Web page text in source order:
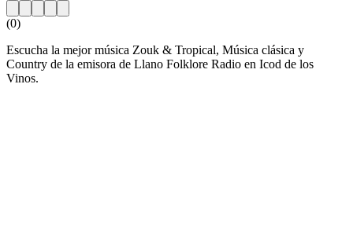
(0)
Escucha la mejor música Zouk & Tropical, Música clásica y
Country de la emisora de Llano Folklore Radio en Icod de los
Vinos.